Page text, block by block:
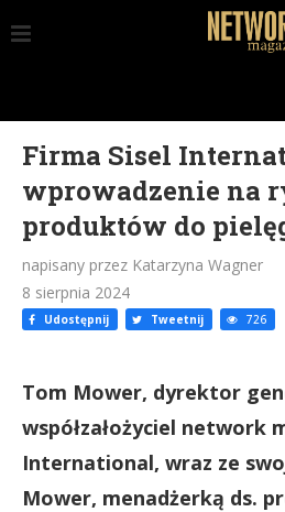
Firma Sisel
wprowadzenie na
produktów do
napisany przez Katarzyna Wagner
8 sierpnia 2024
Udostępnij Tweetnij 726
Tom Mower, dyrektor
współzałożyciel network
International, wraz ze
Mower, menadżerką ds.